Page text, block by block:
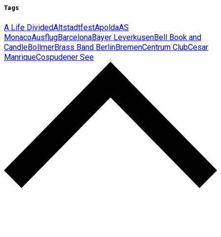
Tags
A Life DividedAltstadtfestApoldaAS
MonacoAusflugBarcelonaBayer LeverkusenBell Book and
CandleBollmerBrass Band BerlinBremenCentrum ClubCesar
ManriqueCospudener See